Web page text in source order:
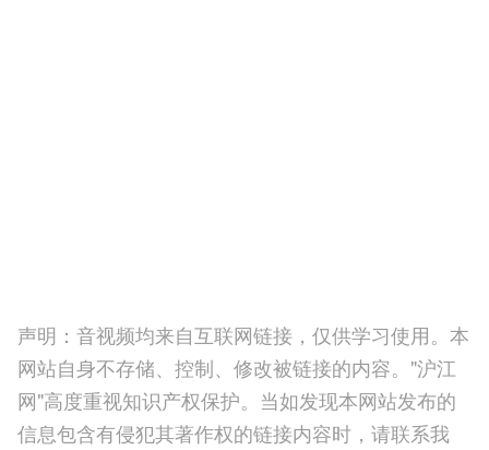
声明：音视频均来自互联网链接，仅供学习使用。本
网站自身不存储、控制、修改被链接的内容。"沪江
网"高度重视知识产权保护。当如发现本网站发布的
信息包含有侵犯其著作权的链接内容时，请联系我